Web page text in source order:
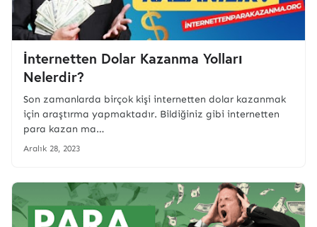
İnternetten Dolar Kazanma Yolları
Nelerdir?
Son zamanlarda birçok kişi internetten dolar kazanmak
için araştırma yapmaktadır. Bildiğiniz gibi internetten
para kazan ma…
Aralık 28, 2023